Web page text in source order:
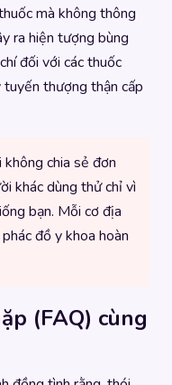
mà không thông
ra hiện tượng bùng
đối với các thuốc
thượng thận cấp
chia sẻ đơn
khác dùng thử chỉ vì
bạn. Mỗi cơ địa
đồ y khoa hoàn
(FAQ) cùng